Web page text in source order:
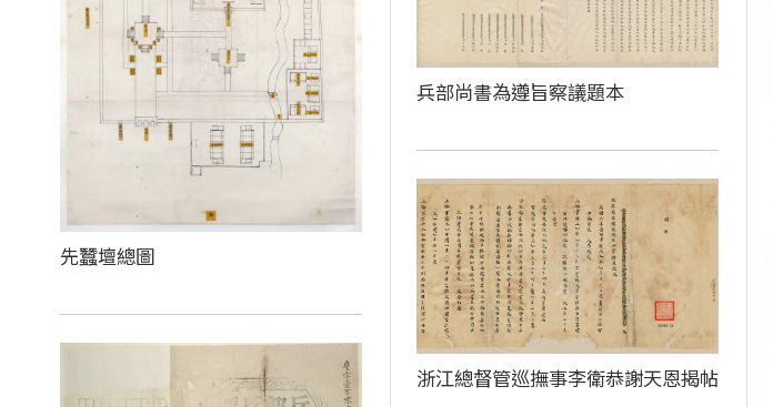
先蠶壇總圖
兵部尚書為遵旨察議題本
浙江總督管巡撫事李衛恭謝天恩揭帖